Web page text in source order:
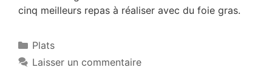
cinq meilleurs repas à réaliser avec du foie gras.
Plats
Laisser un commentaire